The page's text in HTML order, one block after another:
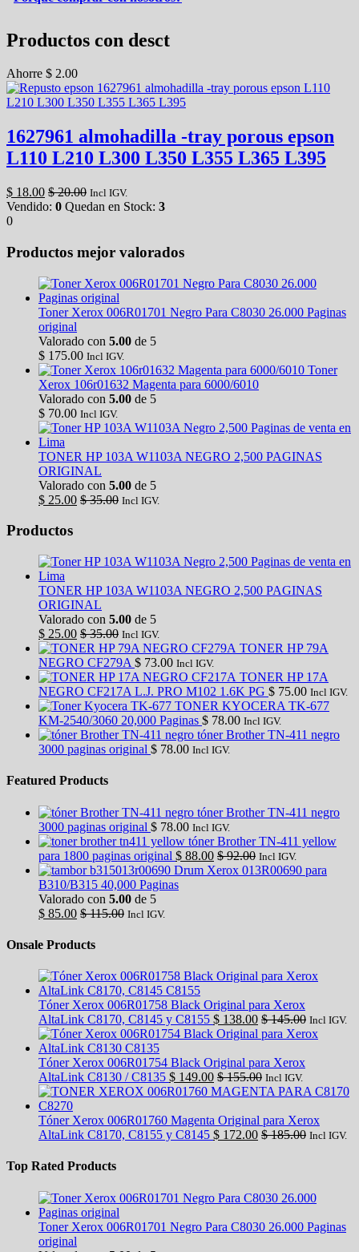
Productos con desct
Ahorre $ 2.00
1627961 almohadilla -tray porous epson
L110 L210 L300 L350 L355 L365 L395
$ 18.00 $20.00 Incl IGV.
Vendido: 0 Quedan en Stock: 3
0
Productos mejor valorados
Toner Xerox 006R01701 Negro Para C8030 26.000 Paginas
original
Valorado con 5.00 de 5
$ 175.00 Incl IGV.
Toner
Xerox 106r01632 Magenta para 6000/6010
Valorado con 5.00 de 5
$ 70.00 Incl IGV.
TONER HP 103A W1103A NEGRO 2,500 PAGINAS
ORIGINAL
Valorado con 5.00 de 5
$ 25.00 $35.00 Incl IGV.
Productos
TONER HP 103A W1103A NEGRO 2,500 PAGINAS
ORIGINAL
Valorado con 5.00 de 5
$ 25.00 $35.00 Incl IGV.
TONER HP 79A
NEGRO CF279A $ 73.00 Incl IGV.
TONER HP 17A
NEGRO CF217A L.J. PRO M102 1.6K PG $ 75.00 Incl IGV.
TONER KYOCERA TK-677
KM-2540/3060 20,000 Paginas $ 78.00 Incl IGV.
tóner Brother TN-411 negro
3000 paginas original $ 78.00 Incl IGV.
Featured Products
tóner Brother TN-411 negro
3000 paginas original $ 78.00 Incl IGV.
tóner Brother TN-411 yellow
para 1800 paginas original $ 88.00 $92.00 Incl IGV.
Drum Xerox 013R00690 para
B310/B315 40,000 Paginas
Valorado con 5.00 de 5
$ 85.00 $115.00 Incl IGV.
Onsale Products
Tóner Xerox 006R01758 Black Original para Xerox
AltaLink C8170, C8145 y C8155 $ 138.00 $145.00 Incl IGV.
Tóner Xerox 006R01754 Black Original para Xerox
AltaLink C8130 / C8135 $ 149.00 $155.00 Incl IGV.
Tóner Xerox 006R01760 Magenta Original para Xerox
AltaLink C8170, C8155 y C8145 $ 172.00 $185.00 Incl IGV.
Top Rated Products
Toner Xerox 006R01701 Negro Para C8030 26.000 Paginas
original